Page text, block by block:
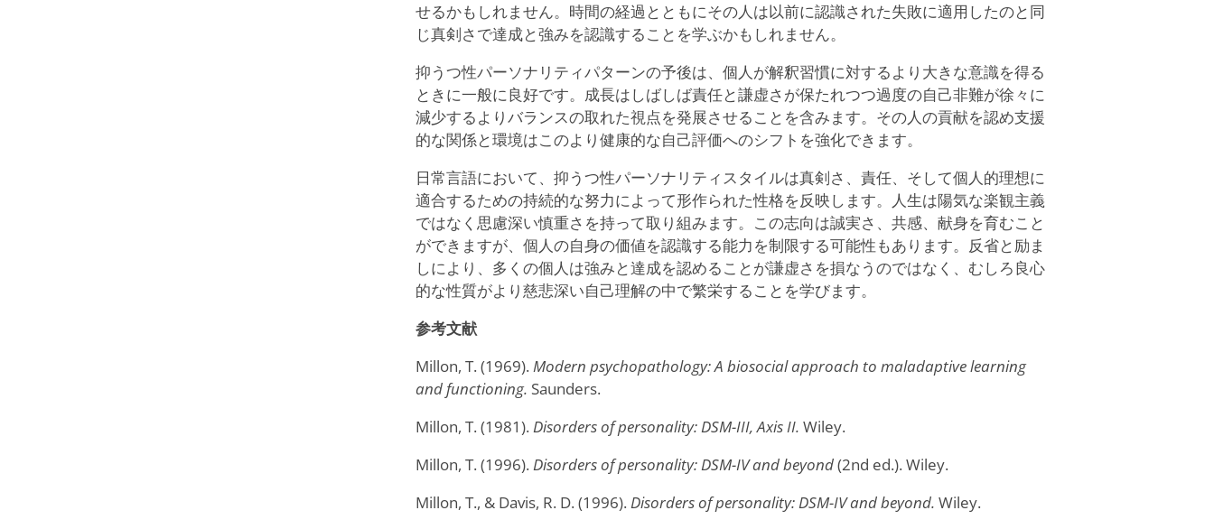
せるかもしれません。時間の経過とともにその人は以前に認識された失敗に適用したのと同
じ真剣さで達成と強みを認識することを学ぶかもしれません。
抑うつ性パーソナリティパターンの予後は、個人が解釈習慣に対するより大きな意識を得る
ときに一般に良好です。成長はしばしば責任と謙虚さが保たれつつ過度の自己非難が徐々に
減少するよりバランスの取れた視点を発展させることを含みます。その人の貢献を認め支援
的な関係と環境はこのより健康的な自己評価へのシフトを強化できます。
日常言語において、抑うつ性パーソナリティスタイルは真剣さ、責任、そして個人的理想に
適合するための持続的な努力によって形作られた性格を反映します。人生は陽気な楽観主義
ではなく思慮深い慎重さを持って取り組みます。この志向は誠実さ、共感、献身を育むこと
ができますが、個人の自身の価値を認識する能力を制限する可能性もあります。反省と励ま
しにより、多くの個人は強みと達成を認めることが謙虚さを損なうのではなく、むしろ良心
的な性質がより慈悲深い自己理解の中で繁栄することを学びます。
参考文献
Millon, T. (1969). Modern psychopathology: A biosocial approach to maladaptive learning
and functioning. Saunders.
Millon, T. (1981). Disorders of personality: DSM-III, Axis II. Wiley.
Millon, T. (1996). Disorders of personality: DSM-IV and beyond(2nd ed.). Wiley.
Millon, T., & Davis, R. D. (1996). Disorders of personality: DSM-IV and beyond. Wiley.